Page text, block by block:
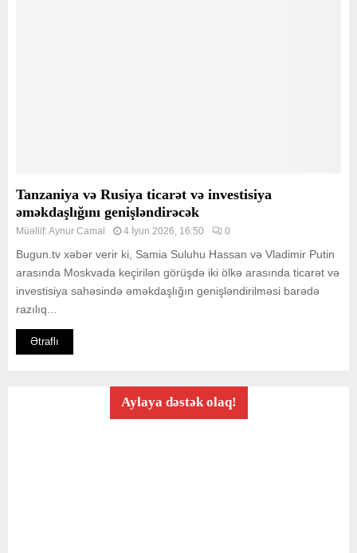
Tanzaniya və Rusiya ticarət və investisiya
əməkdaşlığını genişləndirəcək
Müəllif:Aynur Camal 4 İyun 2026, 16:50 0
Bugun.tv xəbər verir ki, Samia Suluhu Hassan və Vladimir Putin
arasında Moskvada keçirilən görüşdə iki ölkə arasında ticarət və
investisiya sahəsində əməkdaşlığın genişləndirilməsi barədə
razılıq...
Ətraflı
Aylaya dəstək olaq!